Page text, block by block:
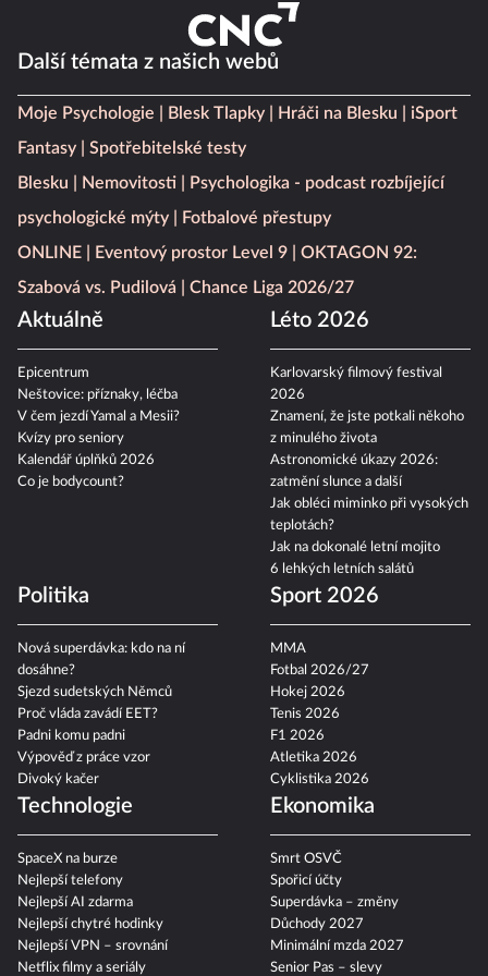
Další témata z našich webů
Moje Psychologie Blesk Tlapky
Fantasy
Spotřebitelské testy
Blesku
Nemovitosti
Psychologika - podcast rozbíjející
psychologické mýty
Fotbalové přestupy
ONLINE
Eventový prostor Level 9
OKTAGON 92:
Szabová vs. Pudilová
Chance Liga 2026/27
Aktuálně
Epicentrum
Neštovice: příznaky, léčba
V čem jezdí Yamal a Mesii?
Kvízy pro seniory
Léto 2026
Karlovarský filmový festival
2026
Znamení, že jste potkali někoho
z minulého života
Astronomické úkazy 2026:
zatmění slunce a další
Jak obléci miminko při vysokých
teplotách?
6 lehkých letních salátů
Politika
Nová superdávka: kdo na ní
dosáhne?
Sjezd sudetských Němců
Proč vláda zavádí EET?
Padni komu padni
Divoký kačer
Sport 2026
MMA
Fotbal 2026/27
Hokej 2026
Tenis 2026
F1 2026
Cyklistika 2026
Technologie
SpaceX na burze
Nejlepší telefony
Nejlepší AI zdarma
Nejlepší chytré hodinky
Ekonomika
Smrt OSVČ
Spořicí účty
Superdávka – změny
Důchody 2027